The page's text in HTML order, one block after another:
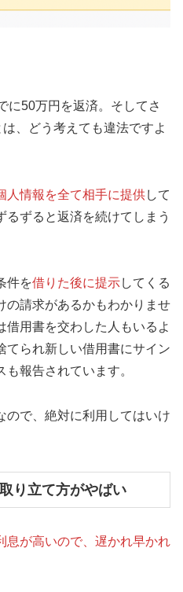
に50万円を返済。そしてさ
、どう考えても違法ですよ
人情報を全て相手に提供して
ずると返済を続けてしまう
件を借りた後に提示してくる
の請求があるかもわかりませ
借用書を交わした人もいるよ
てられ新しい借用書にサイン
報告されています。
ので、絶対に利用してはいけ
り立て方がやばい
息が高いので、遅かれ早かれ